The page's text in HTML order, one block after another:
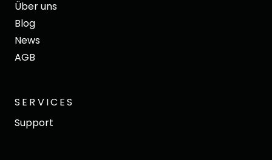
Über uns
Blog
News
AGB
SERVICES
Support